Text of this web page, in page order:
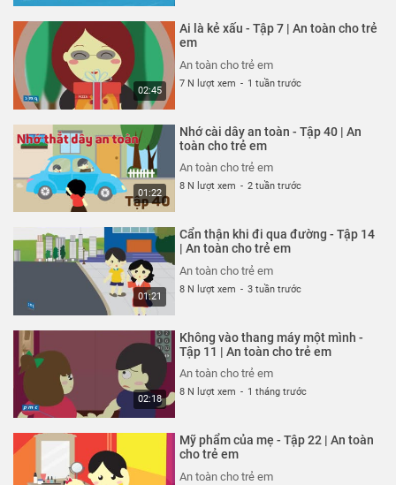
03:42
An toàn cho trẻ em
26 N lượt xem
03:35
An toàn cho trẻ em
26 N lượt xem
02:48
322 | An toàn cho trẻ em
An toàn cho trẻ em
26 N lượt xem
02:51
An toàn cho trẻ em
26 N lượt xem
03:58
toàn cho trẻ em
An toàn cho trẻ em
26 N lượt xem
02:45
Ai là kẻ xấu - Tập 7 | An toàn cho trẻ
em
An toàn cho trẻ em
7 N lượt xem - 1 tuần trước
01:22
Nhớ cài dây an toàn - Tập 40 | An
toàn cho trẻ em
An toàn cho trẻ em
8 N lượt xem - 2 tuần trước
01:21
Cẩn thận khi đi qua đường - Tập 14
| An toàn cho trẻ em
An toàn cho trẻ em
8 N lượt xem - 3 tuần trước
02:18
Không vào thang máy một mình -
Tập 11 | An toàn cho trẻ em
An toàn cho trẻ em
8 N lượt xem - 1 tháng trước
Mỹ phẩm của mẹ - Tập 22 | An toàn
cho trẻ em
An toàn cho trẻ em